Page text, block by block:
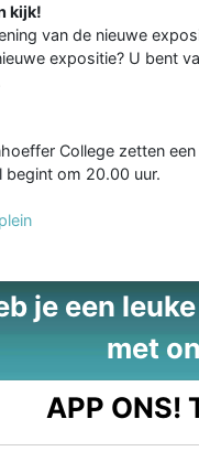
kijk!
van de nieuwe
expositie? U bent
College zetten
begint om 20.00 uur.
je een
met
APP ONS!